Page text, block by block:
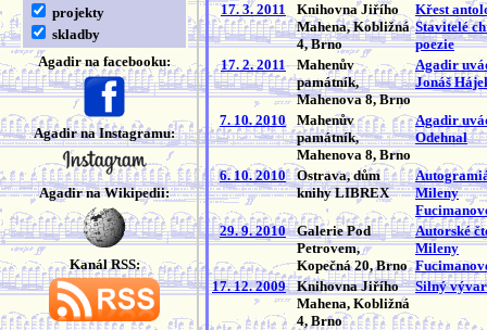
projekty
skladby
Agadir na facebooku:
Agadir na Instagramu:
Agadir na Wikipedii:
Kanál RSS:
17. 3. 2011
Knihovna Jiřího
Mahena, Kobližná
4, Brno
Křest
Stavitelé
poezie
17. 2. 2011
Mahenův
památník,
Mahenova 8, Brno
Agadir
Jonáš
7. 10. 2010
Mahenův
památník,
Mahenova 8, Brno
Agadir
Odehnal
6. 10. 2010
Ostrava, dům
knihy LIBREX
Mileny
29. 9. 2010
Galerie Pod
Petrovem,
Kopečná 20, Brno
Autorské
Mileny
17. 12. 2009
Knihovna Jiřího
Mahena, Kobližná
4, Brno
Silný vývar